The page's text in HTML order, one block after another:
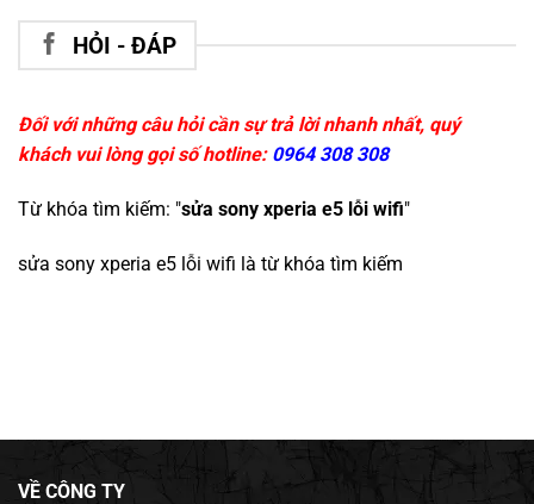
HỎI - ĐÁP
Đối với những câu hỏi cần sự trả lời nhanh nhất, quý
khách vui lòng gọi số hotline: 0964 308 308
Từ khóa tìm kiếm: "sửa sony xperia e5 lỗi wifi"
sửa sony xperia e5 lỗi wifi là từ khóa tìm kiếm
VỀ CÔNG TY